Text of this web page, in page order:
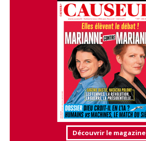
Découvrir le magazine